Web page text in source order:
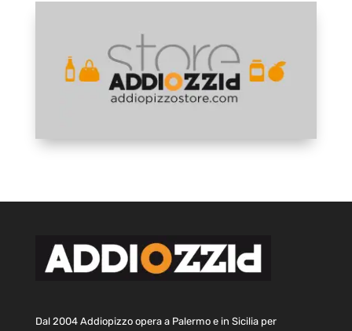
Dal 2004 Addiopizzo opera a Palermo e in Sicilia per